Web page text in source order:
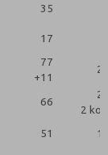
35
17
77
+11
66
2
51